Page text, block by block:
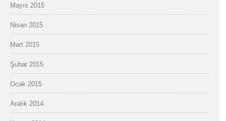
Mayıs 2015
Nisan 2015
Mart 2015
Şubat 2015
Ocak 2015
Aralık 2014